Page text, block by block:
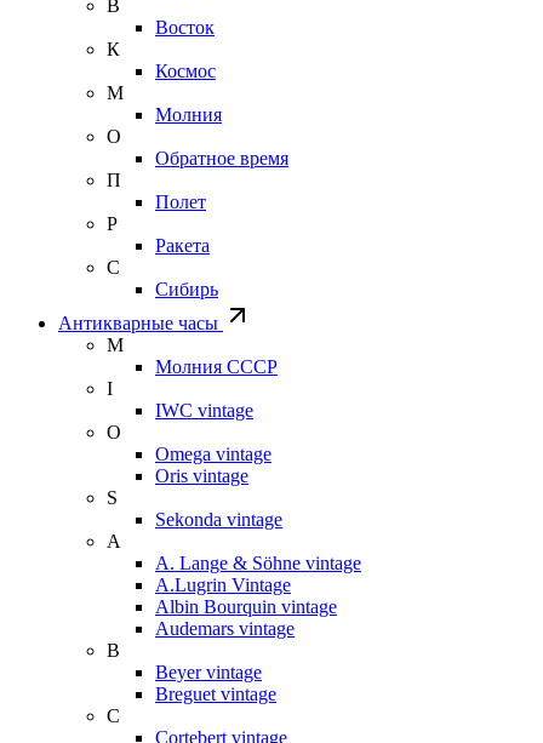
В
Восток
К
Космос
М
Молния
О
Обратное время
П
Полет
Р
Ракета
С
Сибирь
Антикварные часы
М
Молния СССР
I
IWC vintage
O
Omega vintage
Oris vintage
S
Sekonda vintage
A
A. Lange & Söhne vintage
A.Lugrin Vintage
Albin Bourquin vintage
Audemars vintage
B
Beyer vintage
Breguet vintage
C
Cortebert vintage